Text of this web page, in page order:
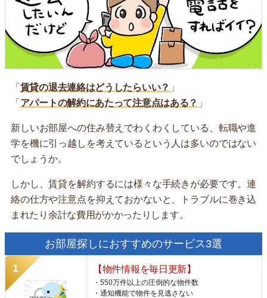
「 賃貸の退去連絡はどうしたらいい？ 」
「 アパートの解約にあたって注意点はある？ 」
新しいお部屋への住み替えでわくわくしている、転職や進
学を機に引っ越しを考えているという人は多いのではない
でしょうか。
しかし、賃貸を解約するには様々な手続きが必要です。連
絡の仕方や注意点を抑えておかないと、トラブルに巻き込
まれたり余計な費用がかかったりします。
お部屋探しにおすすめのサービス3選
【物件情報を毎日更新】
・550万件以上の圧倒的な物件数
・通知機能で物件を見逃さない